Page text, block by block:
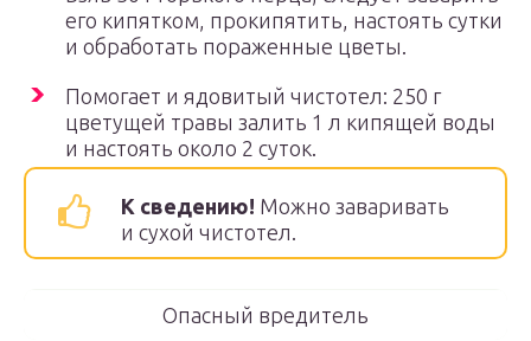
его кипятком, прокипятить, настоять сутки
и обработать пораженные цветы.
Помогает и ядовитый чистотел: 250 г
цветущей травы залить 1 л кипящей воды
и настоять около 2 суток.
К сведению! Можно заваривать
и сухой чистотел.
Опасный вредитель